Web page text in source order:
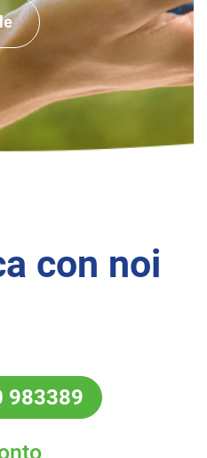
con noi